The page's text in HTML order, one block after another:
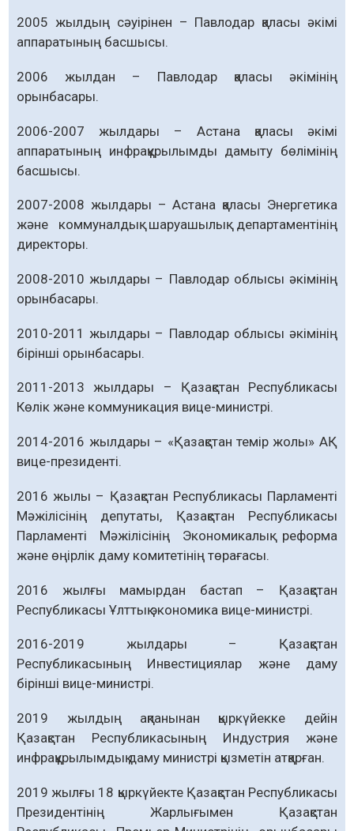
2005 жылдың сәуірінен – ​​Павлодар қаласы әкімі
аппаратының басшысы.
2006 жылдан – Павлодар қаласы әкімінің
орынбасары.
2006-2007 жылдары – Астана қаласы әкімі
аппаратының инфрақұрылымды дамыту бөлімінің
басшысы.
2007-2008 жылдары – Астана қаласы Энергетика
және коммуналдық шаруашылық департаментінің
директоры.
2008-2010 жылдары – Павлодар облысы әкімінің
орынбасары.
2010-2011 жылдары – Павлодар облысы әкімінің
бірінші орынбасары.
2011-2013 жылдары – Қазақстан Республикасы
Көлік және коммуникация вице-министрі.
2014-2016 жылдары – «Қазақстан темір жолы» АҚ
вице-президенті.
2016 жылы – Қазақстан Республикасы Парламенті
Мәжілісінің депутаты, Қазақстан Республикасы
Парламенті Мәжілісінің Экономикалық реформа
және өңірлік даму комитетінің төрағасы.
2016 жылғы мамырдан бастап – Қазақстан
Республикасы Ұлттық экономика вице-министрі.
2016-2019 жылдары – Қазақстан
Республикасының Инвестициялар және даму
бірінші вице-министрі.
2019 жылдың ақпанынан қыркүйекке дейін
Қазақстан Республикасының Индустрия және
инфрақұрылымдық даму министрі қызметін атқарған.
2019 жылғы 18 қыркүйекте Қазақстан Республикасы
Президентінің Жарлығымен Қазақстан